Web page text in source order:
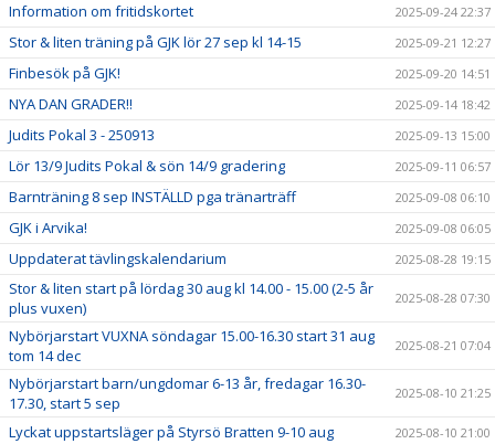
Information om fritidskortet 2025-09-24 22:37
Stor & liten träning på GJK lör 27 sep kl 14-15 2025-09-21 12:27
Finbesök på GJK! 2025-09-20 14:51
NYA DAN GRADER!! 2025-09-14 18:42
Judits Pokal 3 - 250913 2025-09-13 15:00
Lör 13/9 Judits Pokal & sön 14/9 gradering 2025-09-11 06:57
Barnträning 8 sep INSTÄLLD pga tränarträff 2025-09-08 06:10
GJK i Arvika! 2025-09-08 06:05
Uppdaterat tävlingskalendarium 2025-08-28 19:15
Stor & liten start på lördag 30 aug kl 14.00 - 15.00 (2-5 år
plus vuxen)
2025-08-28 07:30
Nybörjarstart VUXNA söndagar 15.00-16.30 start 31 aug
tom 14 dec
2025-08-21 07:04
Nybörjarstart barn/ungdomar 6-13 år, fredagar 16.30-
17.30, start 5 sep
2025-08-10 21:25
Lyckat uppstartsläger på Styrsö Bratten 9-10 aug 2025-08-10 21:00